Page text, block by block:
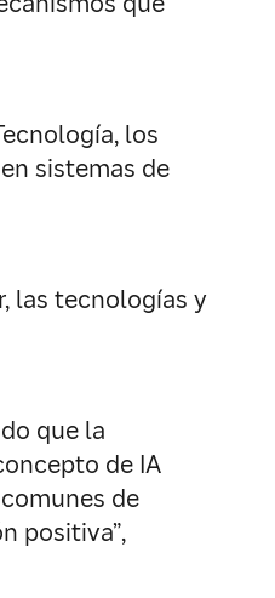
los
sistemas de
las tecnologías y
que la
de IA
de
positiva”,